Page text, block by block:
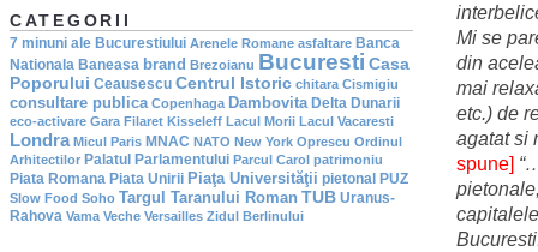
Mi se
din
mai
etc.) de
agatat si
spune]
CATEGORII
7 minuni ale Bucurestiului Arenele Romane asfaltare Banca
Nationala Baneasa brand Brezoianu Bucuresti Casa
Poporului Ceausescu Centrul Istoric chitara Cismigiu
consultare publica Copenhaga Dambovita Delta Dunarii
eco-activare Gara Filaret Kisseleff Lacul Morii Lacul Vacaresti
Londra Micul Paris MNAC NATO New York Oprescu Ordinul
Arhitectilor Palatul Parlamentului Parcul Carol patrimoniu
Piata Romana Piata Unirii Piaţa Universităţii pietonal PUZ
Slow Food Soho Targul Taranului Roman TUB Uranus-
Rahova Vama Veche Versailles Zidul Berlinului